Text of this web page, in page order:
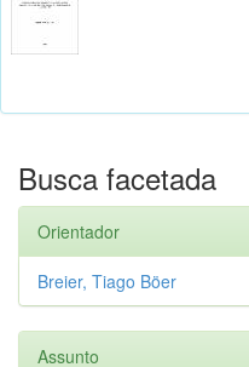
Busca facetada
Orientador
Breier, Tiago Böer
Assunto